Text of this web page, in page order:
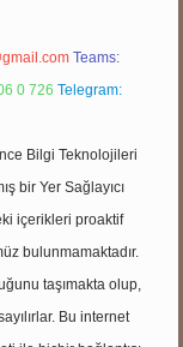
Teams:
0 726 Telegram:
Bilgi Teknolojileri
bir Yer Sağlayıcı
içerikleri proaktif
bulunmamaktadır.
taşımakta olup,
Bu internet